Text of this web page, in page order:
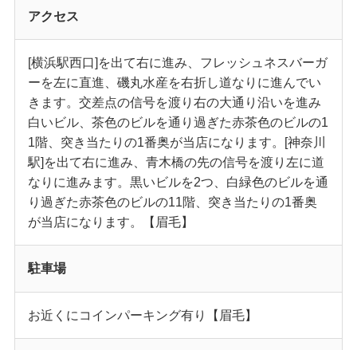
アクセス
[横浜駅西口]を出て右に進み、フレッシュネスバーガ
ーを左に直進、磯丸水産を右折し道なりに進んでい
きます。交差点の信号を渡り右の大通り沿いを進み
白いビル、茶色のビルを通り過ぎた赤茶色のビルの1
1階、突き当たりの1番奥が当店になります。[神奈川
駅]を出て右に進み、青木橋の先の信号を渡り左に道
なりに進みます。黒いビルを2つ、白緑色のビルを通
り過ぎた赤茶色のビルの11階、突き当たりの1番奥
が当店になります。【眉毛】
駐車場
お近くにコインパーキング有り【眉毛】